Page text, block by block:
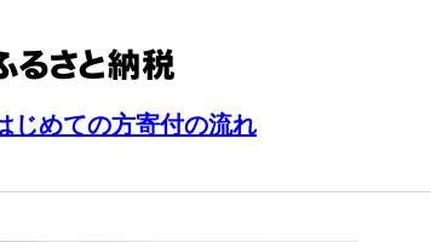
じめての方寄付の流れ